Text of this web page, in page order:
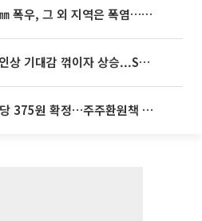
동해안은 시간당 80㎜ 폭우, 그 외 지역은 폭염…‘극과 극 날씨’
뉴욕증시, 연준 금리인상 기대감 꺾이자 상승...S&P500 사상 최고치 [종합]
SK하이닉스, 분기배당 375원 확정…주주환원책 9월로 앞당겨 발표